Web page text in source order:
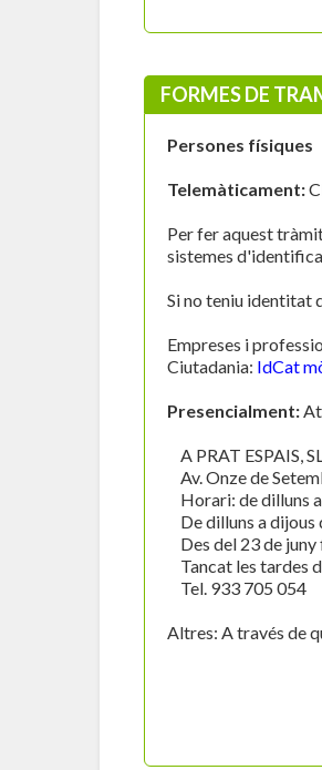
FORMES DE
Persones físiques
Telemàticament:
Per fer aquest
sistemes
Si no teniu identitat
Empreses i
Ciutadania: IdCat
Presencialment:
A PRAT ESPAIS,
Av. Onze de
Horari: de dilluns
De dilluns a dijous
Des del 23 de juny
Tancat les tardes
Tel. 933 705 054
Altres: A través de